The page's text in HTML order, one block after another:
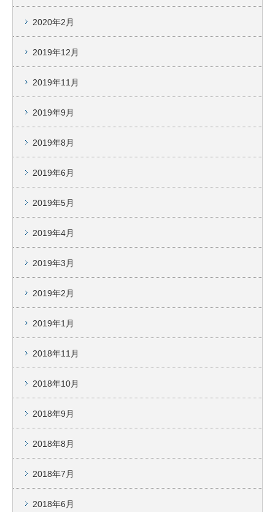
2020年2月
2019年12月
2019年11月
2019年9月
2019年8月
2019年6月
2019年5月
2019年4月
2019年3月
2019年2月
2019年1月
2018年11月
2018年10月
2018年9月
2018年8月
2018年7月
2018年6月